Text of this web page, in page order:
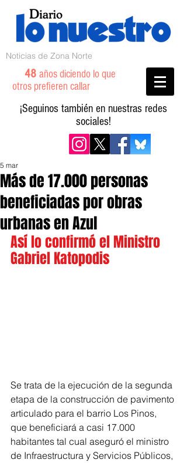
Noticias de Zona Norte
48 años diciendo lo que
otros prefieren callar
¡Seguinos también en nuestras redes
sociales!
Más de 17.000 personas
beneficiadas por obras
urbanas en Azul
5 mar
Así lo confirmó el Ministro
Gabriel Katopodis
Se trata de la ejecución de la segunda
etapa de la construcción de pavimento
articulado para el barrio Los Pinos,
que beneficiará a casi 17.000
habitantes tal cual aseguró el ministro
de Infraestructura y Servicios Públicos,